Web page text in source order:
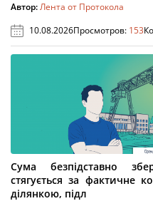
Автор:Лента от Протокола
10.08.2026Просмотров: 153
Сума безпідставно
стягується за фактичне
ділянкою, підл